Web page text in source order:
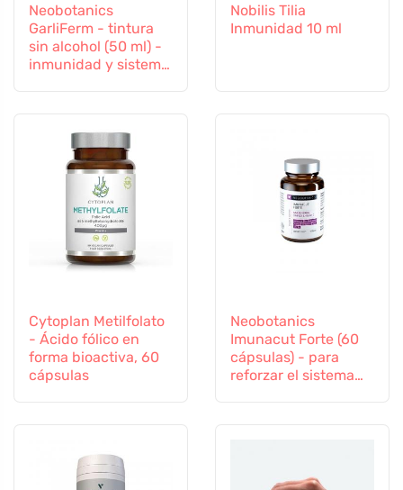
Neobotanics
GarliFerm - tintura
sin alcohol (50 ml) -
inmunidad y sistema
Nobilis Tilia
Inmunidad 10 ml
Cytoplan Metilfolato
- Ácido fólico en
forma bioactiva, 60
cápsulas
Neobotanics
Imunacut Forte (60
cápsulas) - para
reforzar el sistema